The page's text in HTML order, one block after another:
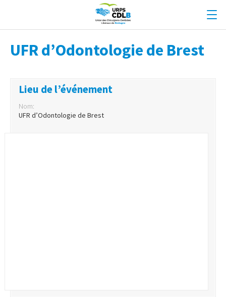
UFR d’Odontologie de Brest
Lieu de l’événement
Nom:
UFR d’Odontologie de Brest